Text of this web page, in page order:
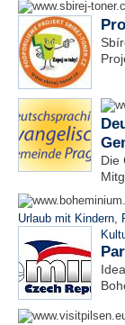
Die
Urlaub mit Kindern,